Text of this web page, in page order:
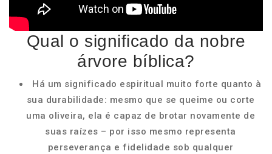
Qual o significado da nobre
árvore bíblica?
Há um significado espiritual muito forte quanto à
sua durabilidade: mesmo que se queime ou corte
uma oliveira, ela é capaz de brotar novamente de
suas raízes – por isso mesmo representa
perseverança e fidelidade sob qualquer